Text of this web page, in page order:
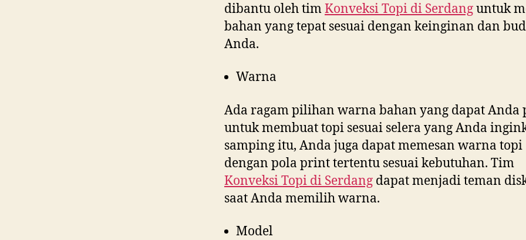
dibantu oleh timKonveksi Topi di Serdanguntuk
bahan yang tepat sesuai dengan keinginan dan
Anda.
Warna
Ada ragam pilihan warna bahan yang dapat Anda
untuk membuat topi sesuai selera yang Anda
samping itu, Anda juga dapat memesan warna topi
dengan pola print tertentu sesuai kebutuhan. Tim
Konveksi Topi di Serdang dapat menjadi teman
saat Anda memilih warna.
Model